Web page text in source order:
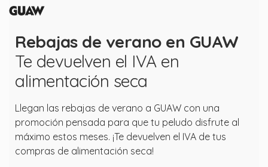
Rebajas de verano en GUAW
Te devuelven el IVA en
alimentación seca
Llegan las rebajas de verano a GUAW con una
promoción pensada para que tu peludo disfrute al
máximo estos meses. ¡Te devuelven el IVA de tus
compras de alimentación seca!